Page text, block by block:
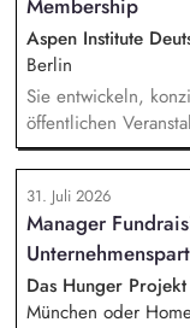
Diskussionen auf.
Referent*innen
Wirtschaft,
Membership
Aspen Institute
Berlin
Sie entwickeln,
öffentlichen
Roundtables, Deep
Chats bis hin zu
Summer Party, der
Themen und
Medien und
31. Juli 2026
Manager
Das Hunger
München oder